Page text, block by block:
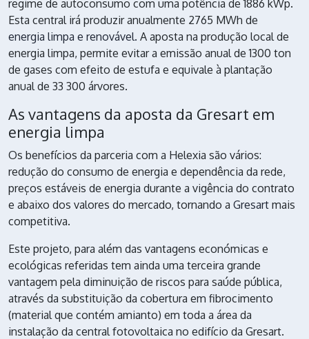
regime de autoconsumo com uma potência de 1886 kWp.
Esta central irá produzir anualmente 2765 MWh de
energia limpa e renovável. A aposta na produção local de
energia limpa, permite evitar a emissão anual de 1300 ton
de gases com efeito de estufa e equivale à plantação
anual de 33 300 árvores.
As vantagens da aposta da Gresart em
energia limpa
Os benefícios da parceria com a Helexia são vários:
redução do consumo de energia e dependência da rede,
preços estáveis de energia durante a vigência do contrato
e abaixo dos valores do mercado, tornando a Gresart mais
competitiva.
Este projeto, para além das vantagens económicas e
ecológicas referidas tem ainda uma terceira grande
vantagem pela diminuição de riscos para saúde pública,
através da substituição da cobertura em fibrocimento
(material que contém amianto) em toda a área da
instalação da central fotovoltaica no edifício da Gresart.